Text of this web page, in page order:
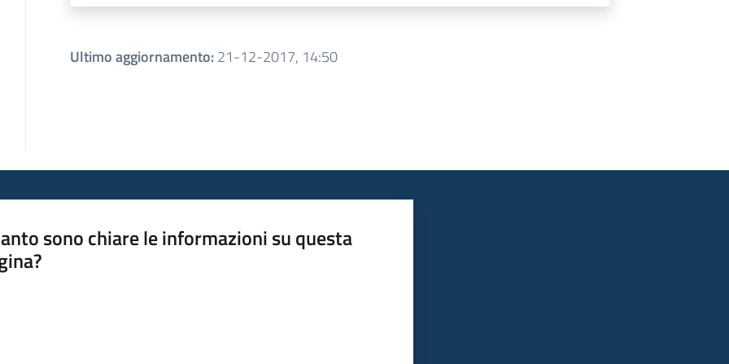
Ultimo aggiornamento:21-12-2017, 14:50
sono chiare le informazioni su questa